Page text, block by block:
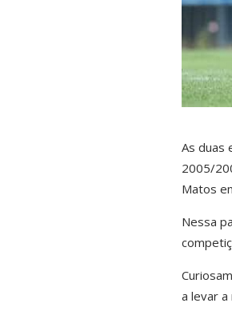
As duas
2005/
Matos
Nessa
a levar